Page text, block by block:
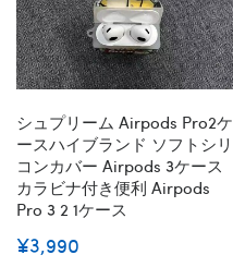
シュプリーム Airpods Pro2ケ
ースハイブランド ソフトシリ
コンカバー Airpods 3ケース
カラビナ付き便利 Airpods
Pro 3 2 1ケース
¥3,990